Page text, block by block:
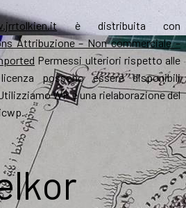
è distribuita con
Attribuzione – Non commerciale –
Permessi ulteriori rispetto alle
possono essere disponibili
WP e una rielaborazione del